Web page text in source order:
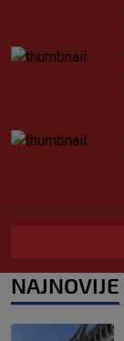
NAJNOVIJE